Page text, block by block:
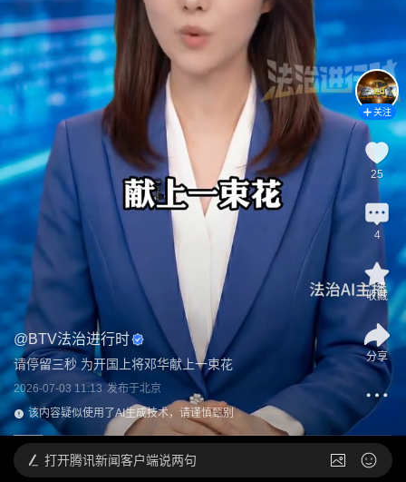
@BTV法治进行时
请停留三秒 为开国上将邓华献上一束花
2026-07-03 11:13 发布于北京
该内容疑似使用了AI生成技术，请谨慎甄别
关注
25
4
收藏
分享
打开腾讯新闻客户端说两句